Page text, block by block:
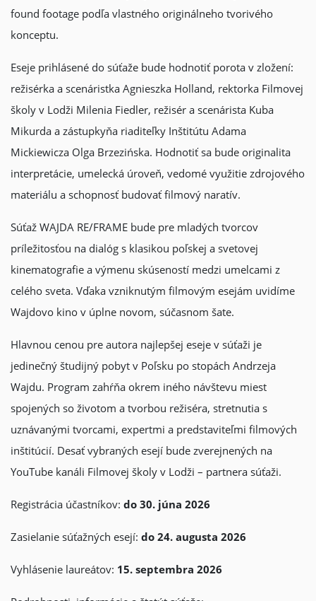
found footage podľa vlastného originálneho tvorivého
konceptu.
Eseje prihlásené do súťaže bude hodnotiť porota v zložení:
režisérka a scenáristka Agnieszka Holland, rektorka Filmovej
školy v Lodži Milenia Fiedler, režisér a scenárista Kuba
Mikurda a zástupkyňa riaditeľky Inštitútu Adama
Mickiewicza Olga Brzezińska. Hodnotiť sa bude originalita
interpretácie, umelecká úroveň, vedomé využitie zdrojového
materiálu a schopnosť budovať filmový naratív.
Súťaž WAJDA RE/FRAME bude pre mladých tvorcov
príležitosťou na dialóg s klasikou poľskej a svetovej
kinematografie a výmenu skúseností medzi umelcami z
celého sveta. Vďaka vzniknutým filmovým esejám uvidíme
Wajdovo kino v úplne novom, súčasnom šate.
Hlavnou cenou pre autora najlepšej eseje v súťaži je
jedinečný študijný pobyt v Poľsku po stopách Andrzeja
Wajdu. Program zahŕňa okrem iného návštevu miest
spojených so životom a tvorbou režiséra, stretnutia s
uznávanými tvorcami, expertmi a predstaviteľmi filmových
inštitúcií. Desať vybraných esejí bude zverejnených na
YouTube kanáli Filmovej školy v Lodži – partnera súťaži.
Registrácia účastníkov: do 30. júna 2026
Zasielanie súťažných esejí: do 24. augusta 2026
Vyhlásenie laureátov: 15. septembra 2026